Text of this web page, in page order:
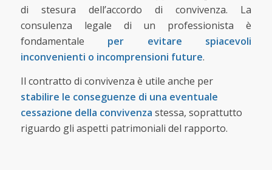
di stesura dell’accordo di convivenza. La
consulenza legale di un professionista è
fondamentale per evitare spiacevoli
inconvenienti o incomprensioni future.
Il contratto di convivenza è utile anche per
stabilire le conseguenze di una eventuale
cessazione della convivenza stessa, soprattutto
riguardo gli aspetti patrimoniali del rapporto.